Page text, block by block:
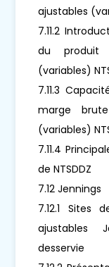
ajustables
7.11.2
du produit
(variables)
7.11.3
marge
(variables)
7.11.4
de NTSDDZ
7.12 Jennings
7.12.1 Sites
ajustables
desservie